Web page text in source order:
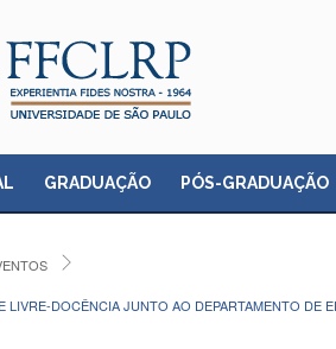
GRADUAÇÃO PÓS-GRADUAÇÃO
LIVRE-DOCÊNCIA JUNTO AO DEPARTAMENTO DE